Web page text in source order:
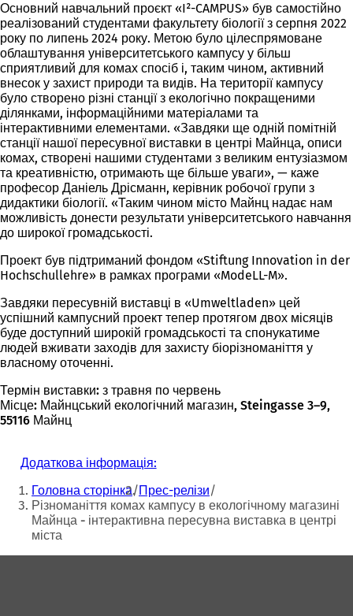
Основний навчальний проєкт «I²-CAMPUS» був самостійно
реалізований студентами факультету біології з серпня 2022
року по липень 2024 року. Метою було цілеспрямоване
облаштування університетського кампусу у більш
сприятливий для комах спосіб і, таким чином, активний
внесок у захист природи та видів. На території кампусу
було створено різні станції з екологічно покращеними
ділянками, інформаційними матеріалами та
інтерактивними елементами. «Завдяки ще одній помітній
станції нашої пересувної виставки в центрі Майнца, описи
комах, створені нашими студентами з великим ентузіазмом
та креативністю, отримають ще більше уваги», — каже
професор Даніель Дрісманн, керівник робочої групи з
дидактики біології. «Таким чином місто Майнц надає нам
можливість донести результати університетського навчання
до широкої громадськості.
Проект був підтриманий фондом «Stiftung Innovation in der
Hochschullehre» в рамках програми «ModeLL-M».
Завдяки пересувній виставці в «Umweltladen» цей
успішний кампусний проект тепер протягом двох місяців
буде доступний широкій громадськості та спонукатиме
людей вживати заходів для захисту біорізноманіття у
власному оточенні.
Термін виставки: з травня по червень
Місце: Майнцський екологічний магазин, Steingasse 3–9,
55116 Майнц
Додаткова інформація:
і
д
к
и
Ти
тут:
Головна сторінка Прес-релізи
Різноманіття комах кампусу в екологічному магазині
Майнца - інтерактивна пересувна виставка в центрі
міста